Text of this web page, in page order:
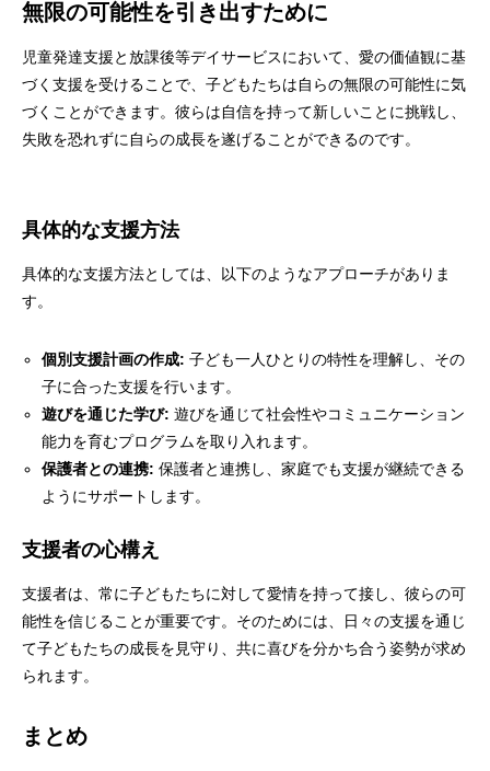
無限の可能性を引き出すために
児童発達支援と放課後等デイサービスにおいて、愛の価値観に基
づく支援を受けることで、子どもたちは自らの無限の可能性に気
づくことができます。彼らは自信を持って新しいことに挑戦し、
失敗を恐れずに自らの成長を遂げることができるのです。
具体的な支援方法
具体的な支援方法としては、以下のようなアプローチがありま
す。
個別支援計画の作成: 子ども一人ひとりの特性を理解し、その
子に合った支援を行います。
遊びを通じた学び: 遊びを通じて社会性やコミュニケーション
能力を育むプログラムを取り入れます。
保護者との連携: 保護者と連携し、家庭でも支援が継続できる
ようにサポートします。
支援者の心構え
支援者は、常に子どもたちに対して愛情を持って接し、彼らの可
能性を信じることが重要です。そのためには、日々の支援を通じ
て子どもたちの成長を見守り、共に喜びを分かち合う姿勢が求め
られます。
まとめ